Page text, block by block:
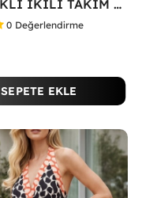
GÖMLEKLİ İKİLİ TAKIM Koyu Yeşil
0 Değerlendirme
SEPETE EKLE